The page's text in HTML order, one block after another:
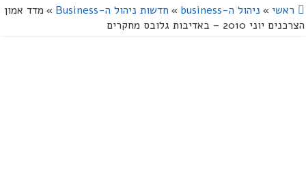
ראשי » ניהול ה-business » חדשות ניהול ה-Business » מדד אמון
הצרכנים יוני 2010 – באדיבות גלובס מחקרים